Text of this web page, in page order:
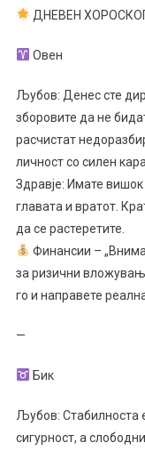
ДНЕВЕН
Овен
Љубов: Денес сте
зборовите да не
расчистат
личност со силен
Здравје: Имате
главата и вратот.
да се растеретите.
Финансии –
за ризични
го и направете
—
Бик
Љубов: Стабилноста
сигурност, а